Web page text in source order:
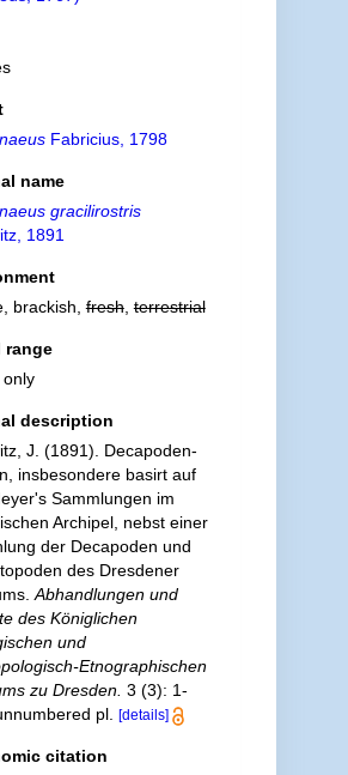
Fabricius, 1798
name
gracilirostris
1891
brackish,fresh,terrestrial
range
only
description
J. (1891). Decapoden-
insbesondere basirt auf
Sammlungen im
Archipel, nebst einer
der Decapoden und
des Dresdener
Abhandlungen und
des Königlichen
und
Etnographischen
zu Dresden. 3 (3): 1-
pl.
[details]
citation